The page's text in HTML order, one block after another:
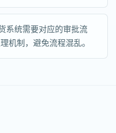
系统需要对应的审批流
机制，避免流程混乱。